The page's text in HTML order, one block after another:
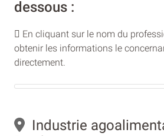
dessous :
En cliquant sur le nom du
obtenir les informations le
directement.
Industrie